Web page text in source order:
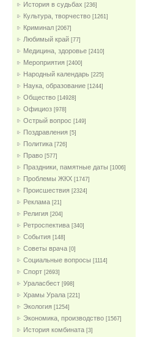
История в судьбах [236]
Культура, творчество [1261]
Криминал [2067]
Любимый край [77]
Медицина, здоровье [2410]
Мероприятия [2400]
Народный календарь [225]
Наука, образование [1244]
Общество [14928]
Официоз [978]
Острый вопрос [149]
Поздравления [5]
Политика [726]
Право [577]
Праздники, памятные даты [1006]
Проблемы ЖКХ [1747]
Проиcшествия [2324]
Реклама [21]
Религия [204]
Ретроспектива [340]
События [148]
Советы врача [0]
Социальные вопросы [1114]
Спорт [2693]
Ураласбест [998]
Храмы Урала [221]
Экология [1254]
Экономика, производство [1567]
История комбината [3]